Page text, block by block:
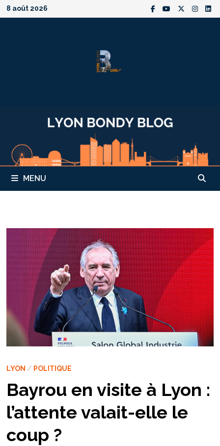
Passer
au
8 août 2026
MENU
LYON / POLITIQUE
Bayrou en visite à Lyon :
l’attente valait-elle le
coup ?